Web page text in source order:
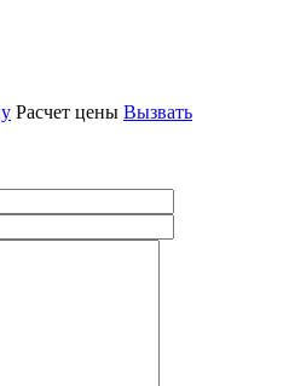
Расчет цены Вызвать